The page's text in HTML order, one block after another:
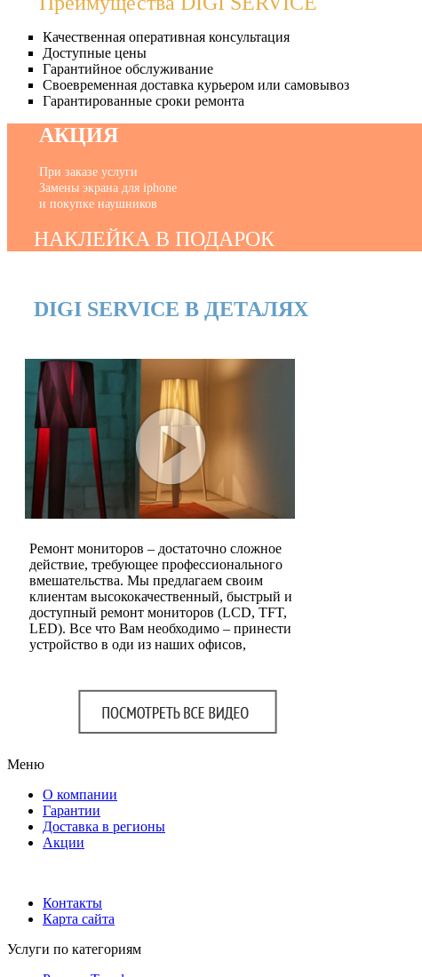
Качественная оперативная консультация
Доступные цены
Гарантийное обслуживание
Своевременная доставка курьером или самовывоз
Гарантированные сроки ремонта
АКЦИЯ
При заказе услуги
Замены экрана для iphone
и покупке наушников
НАКЛЕЙКА В ПОДАРОК
DIGI SERVICE В ДЕТАЛЯХ
Ремонт мониторов – достаточно сложное
действие, требующее профессионального
вмешательства. Мы предлагаем своим
клиентам высококачественный, быстрый и
доступный ремонт мониторов (LCD, TFT,
LED). Все что Вам необходимо – принести
устройство в оди из наших офисов,
Меню
О компании
Гарантии
Доставка в регионы
Акции
Контакты
Карта сайта
Услуги по категориям